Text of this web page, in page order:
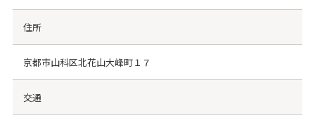
住所
京都市山科区北花山大峰町１７
交通